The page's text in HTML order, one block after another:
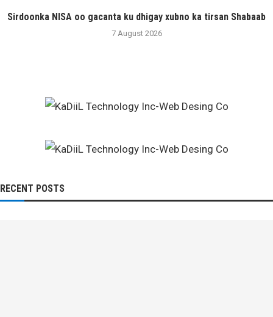
Sirdoonka NISA oo gacanta ku dhigay xubno ka tirsan Shabaab
7 August 2026
RECENT POSTS